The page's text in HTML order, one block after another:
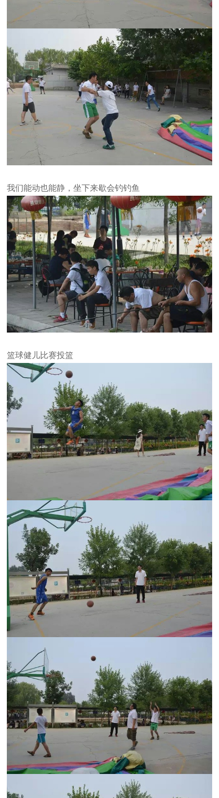
我们能动也能静，坐下来歇会钓钓鱼
篮球健儿比赛投篮